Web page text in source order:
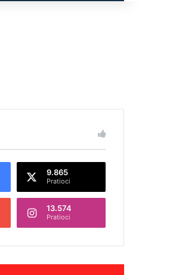
9.865
Pratioci
13.574
Pratioci